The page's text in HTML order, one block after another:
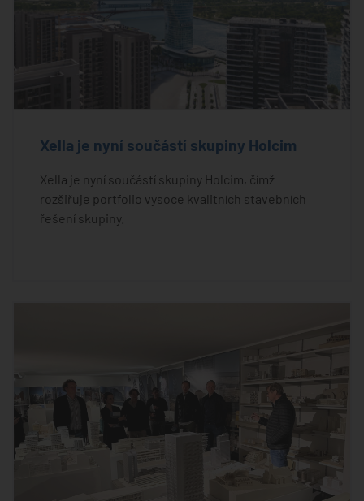
Xella je nyní součástí skupiny Holcim
Xella je nyní součástí skupiny Holcim, čímž
rozšiřuje portfolio vysoce kvalitních stavebních
řešení skupiny.